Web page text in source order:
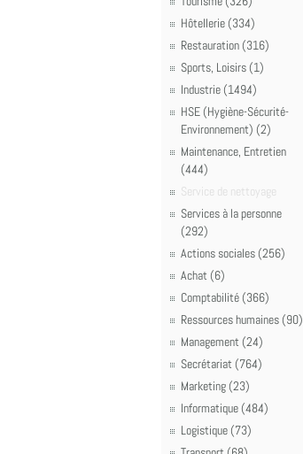
Hôtellerie (334)
Restauration (316)
Sports, Loisirs (1)
Industrie (1494)
HSE (Hygiène-Sécurité-
Environnement) (2)
Maintenance, Entretien
(444)
Service de nettoyage
Services à la personne
(292)
Actions sociales (256)
Achat (6)
Comptabilité (366)
Ressources humaines (90)
Management (24)
Secrétariat (764)
Marketing (23)
Informatique (484)
Logistique (73)